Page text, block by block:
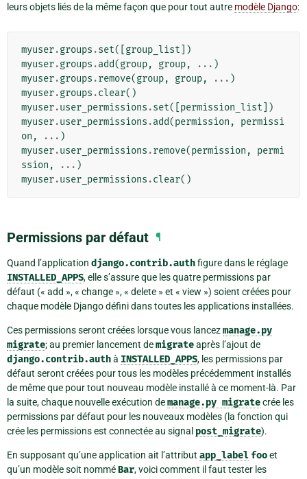
leurs objets liés de la même façon que pour tout autre modèle Django:
myuser.groups .set([ group_list ])
myuser.groups .add(group, group, ... )
myuser.groups .remove(group, group, ... )
myuser.groups .clear()
myuser.user_permissions .set([ permission_list ])
myuser.user_permissions .add(permission ,
permissi
on , ... )
myuser.user_permissions .remove(permission ,
permi
ssion , ... )
myuser.user_permissions .clear()
Permissions par défaut ¶
Quand l’application django.contrib.authfigure dans le réglage
INSTALLED_APPS, elle s’assure que les quatre permissions par
défaut (« add », « change », « delete » et « view ») soient créées pour
chaque modèle Django défini dans toutes les applications installées.
Ces permissions seront créées lorsque vous lancezmanage.py
migrate; au premier lancement demigrateaprès l’ajout de
django.contrib.authà INSTALLED_APPS, les permissions par
défaut seront créées pour tous les modèles précédemment installés
de même que pour tout nouveau modèle installé à ce moment-là. Par
la suite, chaque nouvelle exécution demanage.py migratecrée les
permissions par défaut pour les nouveaux modèles (la fonction qui
crée les permissions est connectée au signal post_migrate).
En supposant qu’une application ait l’attribut app_label fooet
qu’un modèle soit nomméBar, voici comment il faut tester les